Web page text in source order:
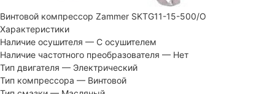
Винтовой компрессор Zammer SKTG11-15-500/O
Характеристики
Наличие осушителя — С осушителем
Наличие частотного преобразователя — Нет
Тип двигателя — Электрический
Тип компрессора — Винтовой